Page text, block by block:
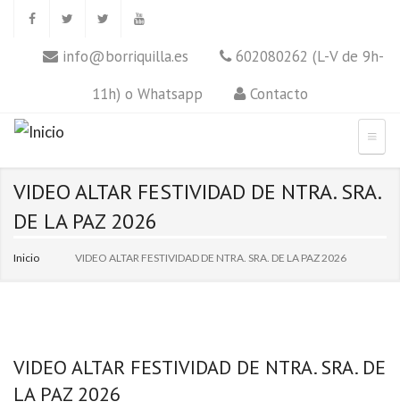
info@borriquilla.es
602080262 (L-V de 9h-
11h) o Whatsapp
Contacto
VIDEO ALTAR FESTIVIDAD DE NTRA. SRA.
DE LA PAZ 2026
Inicio VIDEO ALTAR FESTIVIDAD DE NTRA. SRA. DE LA PAZ 2026
VIDEO ALTAR FESTIVIDAD DE NTRA. SRA. DE
LA PAZ 2026